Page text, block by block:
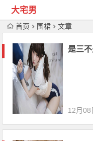
大宅男
首页 围裙 文章
是三
12月08